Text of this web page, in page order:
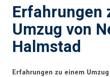
Erfahrungen
Umzug von
Halmstad
Erfahrungen zu einem